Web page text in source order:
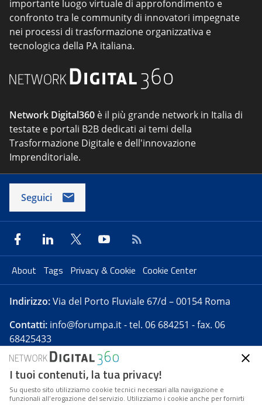
importante luogo virtuale di approfondimento e
confronto tra le community di innovatori impegnate
nei processi di trasformazione organizzativa e
tecnologica della PA italiana.
Network Digital360 è il più grande network in Italia di
testate e portali B2B dedicati ai temi della
Trasformazione Digitale e dell'innovazione
Imprenditoriale.
Seguici
About Tags Privacy & Cookie Cookie Center
Indirizzo:Via del Porto Fluviale 67/d – 00154 Roma
Contatti: info@forumpa.it- tel. 06 684251 - fax. 06
68425433
Forumpa.itè una pubblicazione telematica iscritta
presso Registro della stampa del Tribunale di Roma -
Reg. n. 182 del 2 maggio 2008 - Direttore resp. Michela
I tuoi contenuti, la tua privacy!
Su questo sito utilizziamo cookie tecnici necessari alla navigazione e
funzionali all’erogazione del servizio. Utilizziamo i cookie anche per fornirti